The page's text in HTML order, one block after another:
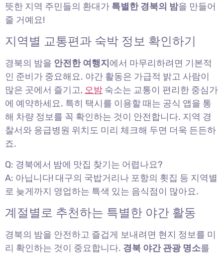
뜻한 지역 주민들의 환대가 특별한 경북의 밤을 만들어
줄 거예요!
지역별 교통편과 숙박 정보 확인하기
경북의 밤을 안전한 여행지 에서 마무리하려면 기본적
인 준비가 중요해요. 야간 활동은 가급적 밝고 사람이
많은 곳에서 즐기고, 오밤 숙소는 교통이 편리한 중심가
에 예약하세요. 특히 택시를 이용할 때는 공식 앱을 통
해 차량 정보를 꼭 확인하는 것이 안전합니다. 지역 경
찰서와 응급병원 위치도 미리 체크해 두면 더욱 든든하
죠.
Q: 경북에서 밤에 맛집 찾기는 어렵나요?
A: 아닙니다! 대구의 국밥거리나 포항의 횟집 등 지역별
로 늦게까지 영업하는 특색 있는 음식점이 많아요.
계절별로 추천하는 특별한 야간 활동
경북의 밤을 안전하고 즐겁게 보내려면 현지 정보를 미
리 확인하는 것이 중요합니다. 경북 야간 관광 명소를